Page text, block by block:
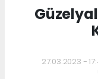
27.03.2023 -